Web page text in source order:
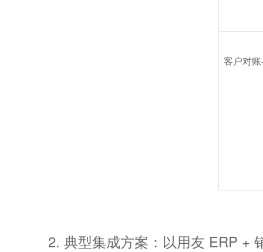
客户对
2. 典型集成方案：以用友 ERP +